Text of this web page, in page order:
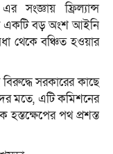
সংজ্ঞায় ফ্রিল্যান্স
একটি বড় অংশ আইনি
থেকে বঞ্চিত হওয়ার
সরকারের কাছে
মতে, এটি কমিশনের
হস্তক্ষেপের পথ প্রশস্ত